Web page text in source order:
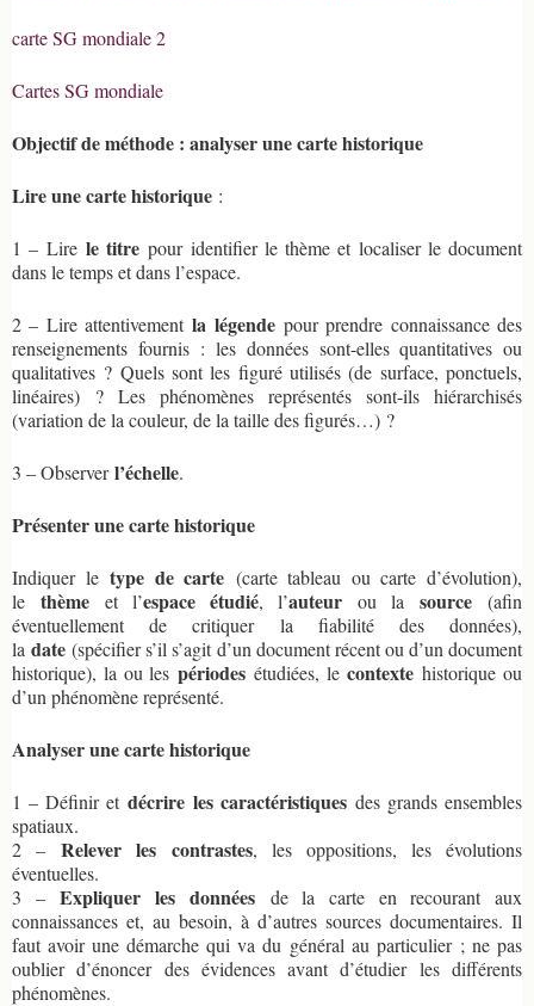
carte SG mondiale 2
Cartes SG mondiale
Objectif de méthode : analyser une carte historique
Lire une carte historique :
1 – Lire le titre pour identifier le thème et localiser le document
dans le temps et dans l’espace.
2 – Lire attentivementla légendepour prendre connaissance des
renseignements fournis : les données sont-elles quantitatives ou
qualitatives ? Quels sont les figuré utilisés (de surface, ponctuels,
linéaires) ? Les phénomènes représentés sont-ils hiérarchisés
(variation de la couleur, de la taille des figurés…) ?
3 – Observerl’échelle.
Présenter une carte historique
Indiquer letype de carte (carte tableau ou carte d’évolution),
le thème et l’espace étudié, l’auteur ou la source (afin
éventuellement de critiquer la fiabilité des données),
ladate (spécifier s’il s’agit d’un document récent ou d’un document
historique), la ou lespériodes étudiées, lecontexte historique ou
d’un phénomène représenté.
Analyser une carte historique
1 – Définir etdécrire les caractéristiquesdes grands ensembles
spatiaux.
2 –Relever les contrastes, les oppositions, les évolutions
éventuelles.
3 –Expliquer les donnéesde la carte en recourant aux
connaissances et, au besoin, à d’autres sources documentaires. Il
faut avoir une démarche qui va du général au particulier ; ne pas
oublier d’énoncer des évidences avant d’étudier les différents
phénomènes.